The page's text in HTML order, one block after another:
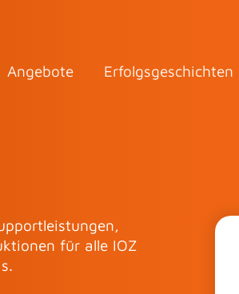
Angebote Erfolgsgeschichten
für alle IOZ